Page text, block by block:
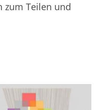
zum Teilen und